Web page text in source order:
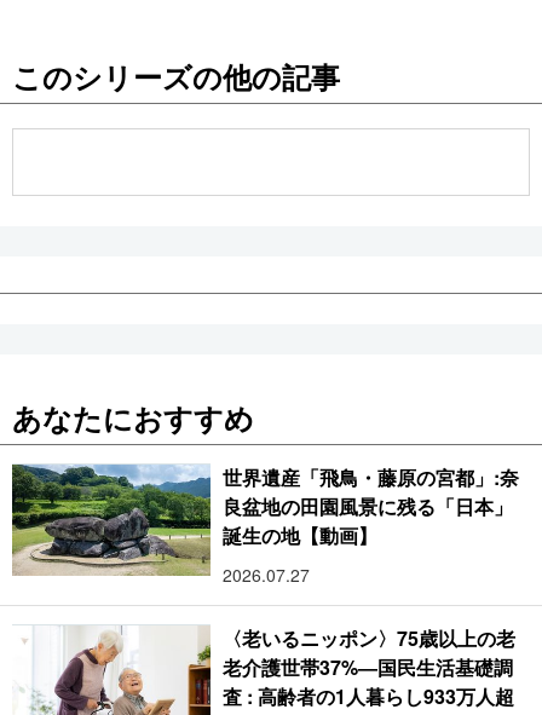
このシリーズの他の記事
あなたにおすすめ
世界遺産「飛鳥・藤原の宮都」:奈
良盆地の田園風景に残る「日本」
誕生の地【動画】
2026.07.27
〈老いるニッポン〉75歳以上の老
老介護世帯37%―国民生活基礎調
査 : 高齢者の1人暮らし933万人超